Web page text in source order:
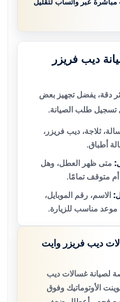
مباشرة عبر واتساب لتقليل
ديب فريزر
دقة، يفضل تجهيز بعض
تسجيل طلب الصيانة.
ثلاجة، ديب فريزر،
أطباق.
متى ظهر العطل، وهل
أم متوقف تمامًا.
الاسم، رقم الموبايل،
موعد مناسب للزيارة.
ديب فريزر وايت
لصيانة غسالات ديب
الأوتوماتيك وفوق